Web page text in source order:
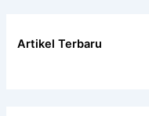
Artikel Terbaru